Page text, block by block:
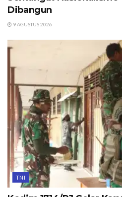
Dibangun
9 AGUSTUS 2026
TNI